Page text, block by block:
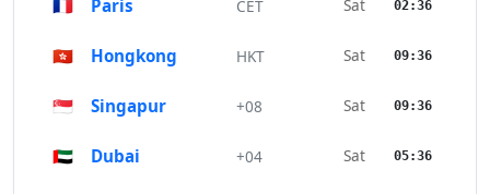
🇫🇷 Paris CET Sat 02:36
🇭🇰 Hongkong HKT Sat 09:36
🇸🇬 Singapur +08 Sat 09:36
🇦🇪 Dubai +04 Sat 05:36